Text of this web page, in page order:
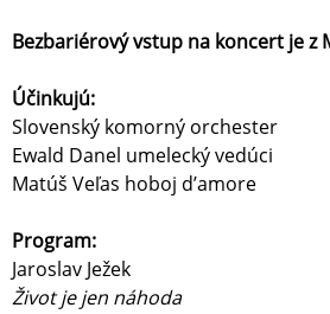
Bezbariérový vstup na koncert je z
Účinkujú:
Slovenský komorný orchester
Ewald Danel umelecký vedúci
Matúš Veľas hoboj d’amore
Program:
Jaroslav Ježek
Život je jen náhoda